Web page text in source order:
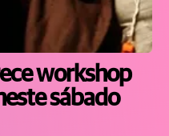
workshop
sábado